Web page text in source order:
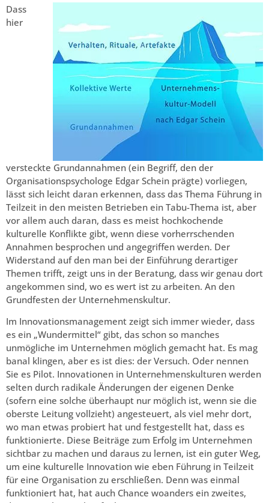
Dass
hier
versteckte Grundannahmen (ein Begriff, den der
Organisationspsychologe Edgar Schein prägte) vorliegen,
lässt sich leicht daran erkennen, dass das Thema Führung in
Teilzeit in den meisten Betrieben ein Tabu-Thema ist, aber
vor allem auch daran, dass es meist hochkochende
kulturelle Konflikte gibt, wenn diese vorherrschenden
Annahmen besprochen und angegriffen werden. Der
Widerstand auf den man bei der Einführung derartiger
Themen trifft, zeigt uns in der Beratung, dass wir genau dort
angekommen sind, wo es wert ist zu arbeiten. An den
Grundfesten der Unternehmenskultur.
Im Innovationsmanagement zeigt sich immer wieder, dass
es ein „Wundermittel“ gibt, das schon so manches
unmögliche im Unternehmen möglich gemacht hat. Es mag
banal klingen, aber es ist dies: der Versuch. Oder nennen
Sie es Pilot. Innovationen in Unternehmenskulturen werden
selten durch radikale Änderungen der eigenen Denke
(sofern eine solche überhaupt nur möglich ist, wenn sie die
oberste Leitung vollzieht) angesteuert, als viel mehr dort,
wo man etwas probiert hat und festgestellt hat, dass es
funktionierte. Diese Beiträge zum Erfolg im Unternehmen
sichtbar zu machen und daraus zu lernen, ist ein guter Weg,
um eine kulturelle Innovation wie eben Führung in Teilzeit
für eine Organisation zu erschließen. Denn was einmal
funktioniert hat, hat auch Chance woanders ein zweites,